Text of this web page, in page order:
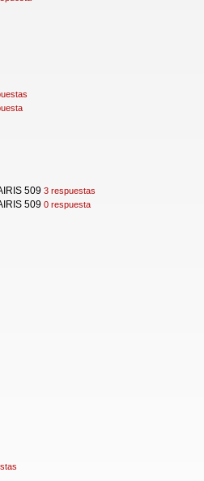
509 3 respuestas
509 0 respuesta